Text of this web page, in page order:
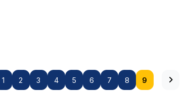
1 2 3 4 5 6 7 8 9